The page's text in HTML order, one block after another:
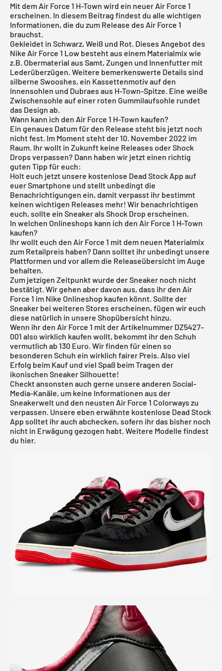
Mit dem Air Force 1 H-Town wird ein neuer Air Force 1
erscheinen. In diesem Beitrag findest du alle wichtigen
Informationen, die du zum Release des Air Force 1
brauchst.
Gekleidet in Schwarz, Weiß und Rot. Dieses Angebot des
Nike Air Force 1 Low besteht aus einem Materialmix wie
z.B. Obermaterial aus Samt, Zungen und Innenfutter mit
Lederüberzügen. Weitere bemerkenswerte Details sind
silberne Swooshes, ein Kassettenmotiv auf den
Innensohlen und Dubraes aus H-Town-Spitze. Eine weiße
Zwischensohle auf einer roten Gummilaufsohle rundet
das Design ab.
Wann kann ich den Air Force 1 H-Town kaufen?
Ein genaues Datum für den Release steht bis jetzt noch
nicht fest. Im Moment steht der 10. November 2022 im
Raum. Ihr wollt in Zukunft keine Releases oder Shock
Drops verpassen? Dann haben wir jetzt einen richtig
guten Tipp für euch:
Holt euch jetzt unsere kostenlose Dead Stock App auf
euer Smartphone und stellt unbedingt die
Benachrichtigungen ein, damit verpasst ihr bestimmt
keinen wichtigen Releases mehr! Wir benachrichtigen
euch, sollte ein Sneaker als Shock Drop erscheinen.
In welchen Onlineshops kann ich den Air Force 1 H-Town
kaufen?
Ihr wollt euch den Air Force 1 mit dem neuen Materialmix
zum Retailpreis haben? Dann solltet ihr unbedingt unsere
Plattformen und vor allem die Releaseübersicht im Auge
behalten.
Zum jetzigen Zeitpunkt wurde der Sneaker noch nicht
bestätigt. Wir gehen aber davon aus, dass ihr den Air
Force 1 im Nike Onlineshop kaufen könnt. Sollte der
Sneaker bei weiteren Stores erscheinen, fügen wir euch
diese natürlich in unsere Shopübersicht hinzu.
Wenn ihr den Air Force 1 mit der Artikelnummer DZ5427-
001 also wirklich kaufen wollt, bekommt ihr den Schuh
vermutlich ab 130 Euro. Wir finden für einen so
besonderen Schuh ein wirklich fairer Preis. Also viel
Erfolg beim Kauf und viel Spaß beim Tragen der
ikonischen Sneaker Silhouette!
Checkt ansonsten auch gerne unsere anderen Social-
Media-Kanäle, um keine Informationen aus der
Sneakerwelt und den neusten Air Force 1 Colorways zu
verpassen. Unsere eben erwähnte kostenlose Dead Stock
App solltet ihr auch abchecken, sofern ihr das bisher noch
nicht in Erwägung gezogen habt. Weitere Modelle findest
du hier.